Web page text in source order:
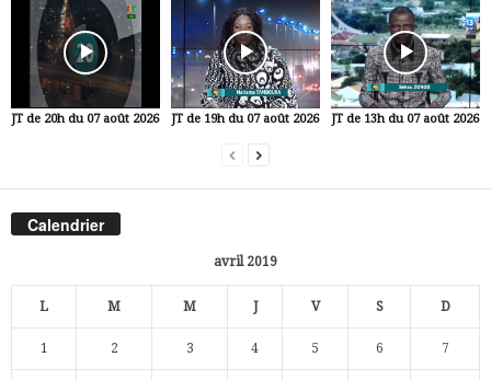
JT de 20h du 07 août 2026 JT de 19h du 07 août 2026 JT de 13h du 07 août 2026
Calendrier
avril 2019
L M M J V S D
1 2 3 4 5 6 7